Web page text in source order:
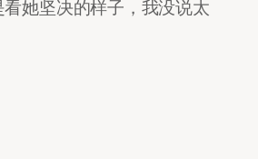
她坚决的样子，我没说太